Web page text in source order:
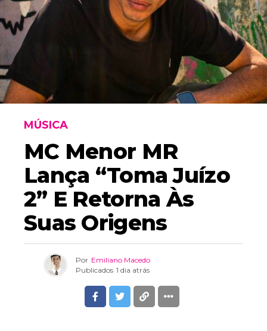
MÚSICA
MC Menor MR
Lança “Toma Juízo
2” E Retorna Às
Suas Origens
Por Emiliano Macedo
Publicados 1 dia atrás